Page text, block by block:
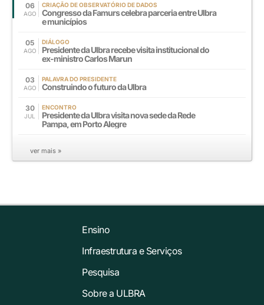
06
AGO
CRIAÇÃO DE OBSERVATÓRIO DE DADOS
Congresso da Famurs celebra parceria entre Ulbra
e municípios
05
AGO
DIÁLOGO
Presidente da Ulbra recebe visita institucional do
ex-ministro Carlos Marun
03
AGO
PALAVRA DO PRESIDENTE
Construindo o futuro da Ulbra
30
JUL
ENCONTRO
Presidente da Ulbra visita nova sede da Rede
Pampa, em Porto Alegre
ver mais »
Ensino
Infraestrutura e Serviços
Pesquisa
Sobre a ULBRA